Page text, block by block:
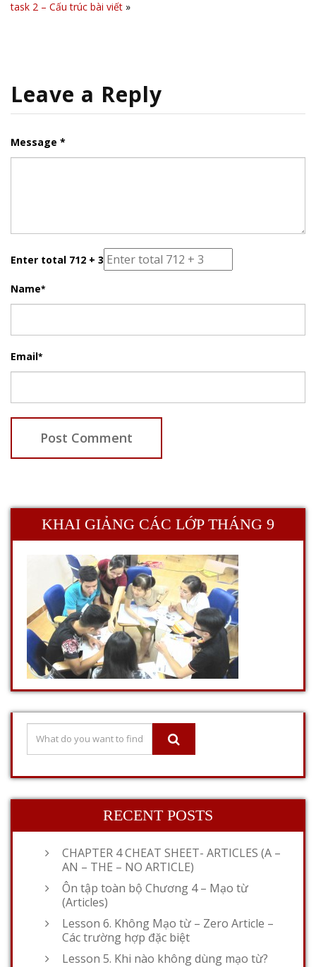
task 2 – Cấu trúc bài viết »
Leave a Reply
Message *
Enter total 712 + 3
Name*
Email*
KHAI GIẢNG CÁC LỚP THÁNG 9
RECENT POSTS
CHAPTER 4 CHEAT SHEET- ARTICLES (A –
AN – THE – NO ARTICLE)
Ôn tập toàn bộ Chương 4 – Mạo từ
(Articles)
Lesson 6. Không Mạo từ – Zero Article –
Các trường hợp đặc biệt
Lesson 5. Khi nào không dùng mạo từ?